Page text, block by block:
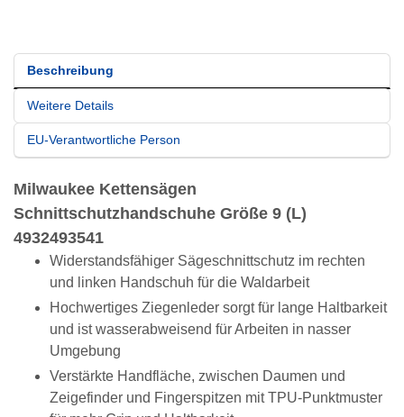
Beschreibung
Weitere Details
EU-Verantwortliche Person
Milwaukee Kettensägen
Schnittschutzhandschuhe Größe 9 (L)
4932493541
Widerstandsfähiger Sägeschnittschutz im rechten
und linken Handschuh für die Waldarbeit
Hochwertiges Ziegenleder sorgt für lange Haltbarkeit
und ist wasserabweisend für Arbeiten in nasser
Umgebung
Verstärkte Handfläche, zwischen Daumen und
Zeigefinder und Fingerspitzen mit TPU-Punktmuster